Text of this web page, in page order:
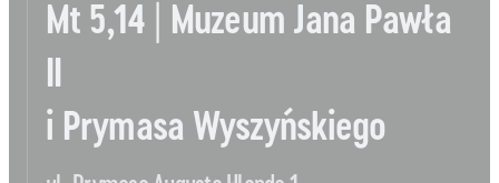
Sklep
wpisach
Mt 5,14 | Muzeum Jana Pawła
i Prymasa Wyszyńskiego